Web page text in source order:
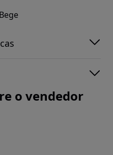
Bege
o vendedor